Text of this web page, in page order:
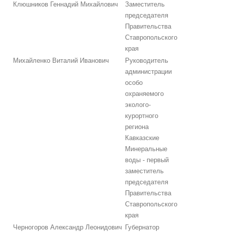
Клюшников Геннадий Михайлович
Заместитель
председателя
Правительства
Ставропольского
края
Михайленко Виталий Иванович
Руководитель
администрации
особо
охраняемого
эколого-
курортного
региона
Кавказские
Минеральные
воды - первый
заместитель
председателя
Правительства
Ставропольского
края
Черногоров Александр Леонидович Губернатор